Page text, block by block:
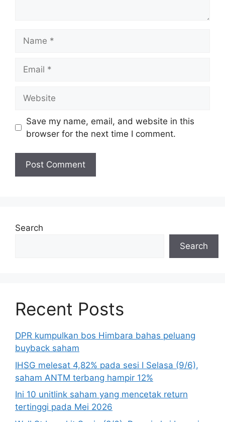
Save my name, email, and website in this
browser for the next time I comment.
Search
Search
Recent Posts
DPR kumpulkan bos Himbara bahas peluang
buyback saham
IHSG melesat 4,82% pada sesi I Selasa (9/6),
saham ANTM terbang hampir 12%
Ini 10 unitlink saham yang mencetak return
tertinggi pada Mei 2026